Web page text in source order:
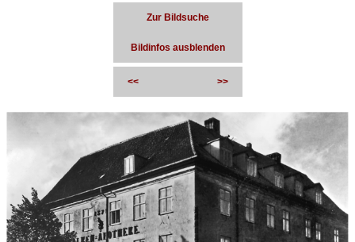
Zur Bildsuche
Bildinfos ausblenden
<< >>